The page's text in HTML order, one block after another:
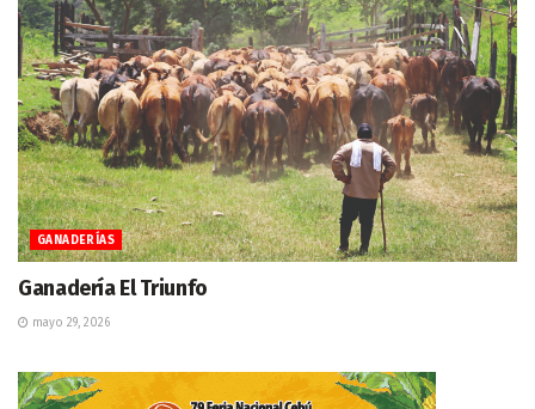
GANADERÍAS
Ganadería El Triunfo
mayo 29, 2026